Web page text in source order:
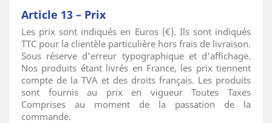
Article 13 – Prix
Les prix sont indiqués en Euros (€). Ils sont indiqués
TTC pour la clientèle particulière hors frais de livraison.
Sous réserve d'erreur typographique et d'affichage.
Nos produits étant livrés en France, les prix tiennent
compte de la TVA et des droits français. Les produits
sont fournis au prix en vigueur Toutes Taxes
Comprises au moment de la passation de la
commande.